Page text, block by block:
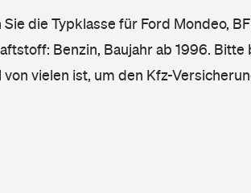
die Typklasse für Ford Mondeo,
Benzin, Baujahr ab 1996.
vielen ist, um den Kfz-